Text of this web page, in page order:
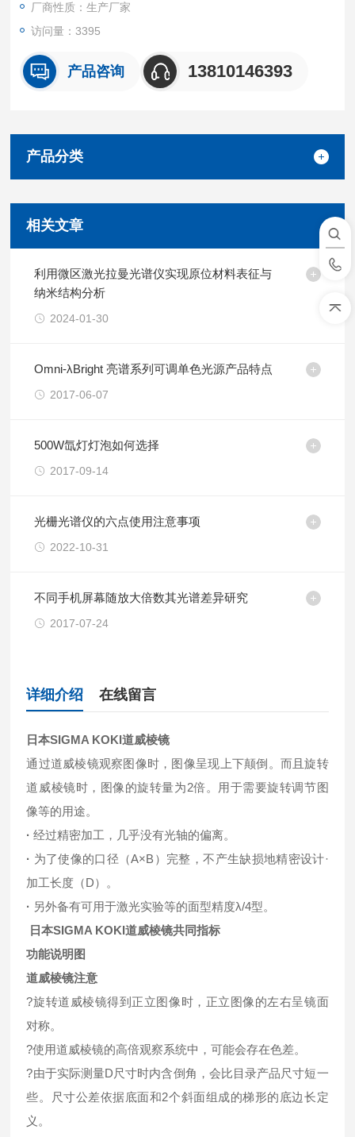
厂商性质：生产厂家
访问量：3395
产品咨询 13810146393
产品分类
相关文章
利用微区激光拉曼光谱仪实现原位材料表征与
纳米结构分析
2024-01-30
Omni-λBright 亮谱系列可调单色光源产品特点
2017-06-07
500W氙灯灯泡如何选择
2017-09-14
光栅光谱仪的六点使用注意事项
2022-10-31
不同手机屏幕随放大倍数其光谱差异研究
2017-07-24
详细介绍 在线留言
日本SIGMA KOKI道威棱镜
通过道威棱镜观察图像时，图像呈现上下颠倒。而且旋转
道威棱镜时，图像的旋转量为2倍。用于需要旋转调节图
像等的用途。
·经过精密加工，几乎没有光轴的偏离。
· 为了使像的口径（A×B）完整，不产生缺损地精密设计·
加工长度（D）。
· 另外备有可用于激光实验等的面型精度λ/4型。
日本SIGMA KOKI道威棱镜共同指标
功能说明图
道威棱镜注意
?旋转道威棱镜得到正立图像时，正立图像的左右呈镜面
对称。
?使用道威棱镜的高倍观察系统中，可能会存在色差。
?由于实际测量D尺寸时内含倒角，会比目录产品尺寸短一
些。尺寸公差依据底面和2个斜面组成的梯形的底边长定
义。